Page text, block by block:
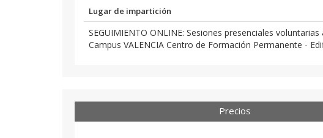
Lugar de impartición
SEGUIMIENTO ONLINE: Sesiones presenciales
Campus VALENCIA Centro de Formación Permanente -
Precios